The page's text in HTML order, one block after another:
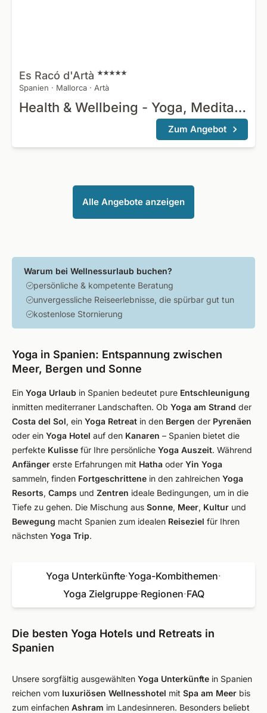
Es Racó d'Artà
Spanien · Mallorca · Artà
Health & Wellbeing - Yoga, Meditation & Erholung
Zum Angebot
Alle Angebote anzeigen
Warum bei Wellnessurlaub buchen?
persönliche & kompetente Beratung
unvergessliche Reiseerlebnisse, die spürbar gut tun
kostenlose Stornierung
Yoga in Spanien: Entspannung zwischen
Meer, Bergen und Sonne
Ein Yoga Urlaub in Spanien bedeutet pure Entschleunigung
inmitten mediterraner Landschaften. Ob Yoga am Strand der
Costa del Sol, ein Yoga Retreat in den Bergen der Pyrenäen
oder ein Yoga Hotel auf den Kanaren – Spanien bietet die
perfekte Kulisse für Ihre persönliche Yoga Auszeit. Während
Anfänger erste Erfahrungen mit Hatha oder Yin Yoga
sammeln, finden Fortgeschrittene in den zahlreichen Yoga
Resorts, Camps und Zentren ideale Bedingungen, um in die
Tiefe zu gehen. Die Mischung aus Sonne, Meer, Kultur und
Bewegung macht Spanien zum idealen Reiseziel für Ihren
nächsten Yoga Trip.
Yoga Unterkünfte·Yoga-Kombithemen·
Yoga Zielgruppe·Regionen·FAQ
Die besten Yoga Hotels und Retreats in
Spanien
Unsere sorgfältig ausgewählten Yoga Unterkünfte in Spanien
reichen vom luxuriösen Wellnesshotel mit Spa am Meer bis
zum einfachen Ashram im Landesinneren. Besonders beliebt